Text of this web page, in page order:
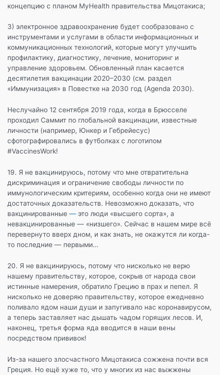
концепцию с планом MyHealth правительства Мицотакиса;
3) электронное здравоохранение будет сообразовано с
инструментами и услугами в области информационных и
коммуникационных технологий, которые могут улучшить
профилактику, диагностику, лечение, мониторинг и
управление здоровьем. Обновленный план касается
десятилетия вакцинации 2020–2030 (см. раздел
«Иммунизация» в Повестке на 2030 год (Agenda 2030).
Неслучайно 12 сентября 2019 года, когда в Брюсселе
проходил Саммит по глобальной вакцинации, известные
личности (например, Юнкер и Гебрейесус)
сфотографировались в футболках с логотипом
#VaccinesWork!
19. Я не вакцинируюсь, потому что мне отвратительна
дискриминация и ограничение свободы личности по
иммунологическим критериям, особенно когда они не имеют
достаточных доказательств. Невозможно доказать, что
вакцинированные — это люди «высшего сорта», а
невакцинированные — «низшего». Сейчас в нашем мире всё
перевернуто вверх дном, и как знать, не окажутся ли когда-
то последние — первыми…
20. Я не вакцинируюсь, потому что нисколько не верю
нашему правительству, которое, сокрыв от народа свои
истинные намерения, обратило Грецию в прах и пепел. Я
нисколько не доверяю правительству, которое ежедневно
поливало ядом наши души и запугивало нас коронавирусом,
а теперь заставляет нас дышать чадом горящих лесов. И,
наконец, третья форма яда вводится в наши вены
посредством прививок!
Из-за нашего злосчастного Мицотакиса сожжена почти вся
Греция. Но ещё хуже то, что у многих из нас выжжены